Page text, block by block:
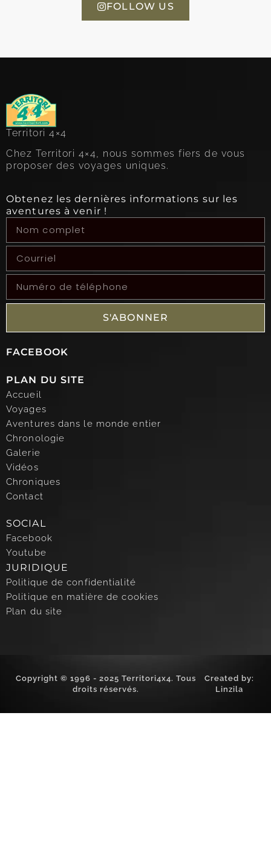
FOLLOW US
Territori 4×4
Chez Territori 4×4, nous sommes fiers de vous
proposer des voyages uniques.
Obtenez les dernières informations sur les
aventures à venir !
S'ABONNER
FACEBOOK
PLAN DU SITE
Accueil
Voyages
Aventures dans le monde entier
Chronologie
Galerie
Vidéos
Chroniques
Contact
SOCIAL
Facebook
Youtube
JURIDIQUE
Politique de confidentialité
Politique en matière de cookies
Plan du site
Copyright © 1996 - 2025 Territori4x4. Tous
droits réservés.
Created by:
Linzila